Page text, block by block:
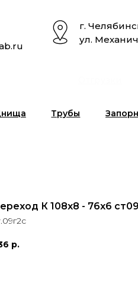
г.
ул.
Трубы
К 108х8 - 76х6
р.